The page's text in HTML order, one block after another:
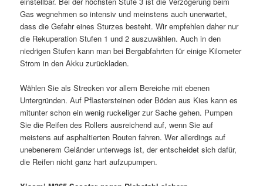
Gas wegnehmen so intensiv und meinstens auch unerwartet,
dass die Gefahr eines Sturzes besteht. Wir empfehlen daher nur
die Rekuperation Stufen 1 und 2 auszuwählen. Auch in den
niedrigen Stufen kann man bei Bergabfahrten für einige Kilometer
Strom in den Akku zurückladen.
Wählen Sie als Strecken vor allem Bereiche mit ebenen
Untergründen. Auf Pflastersteinen oder Böden aus Kies kann es
mitunter schon ein wenig ruckeliger zur Sache gehen. Pumpen
Sie die Reifen des Rollers ausreichend auf, wenn Sie auf
meistens auf asphaltierten Routen fahren. Wer allerdings auf
unebenerem Geländer unterwegs ist, der entscheidet sich dafür,
die Reifen nicht ganz hart aufzupumpen.